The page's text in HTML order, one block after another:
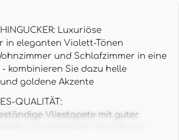
Luxuriöse
in eleganten Violett-Tönen
und Schlafzimmer in eine
kombinieren Sie dazu helle
goldene Akzente
QUALITÄT:
Vliestapete mit guter